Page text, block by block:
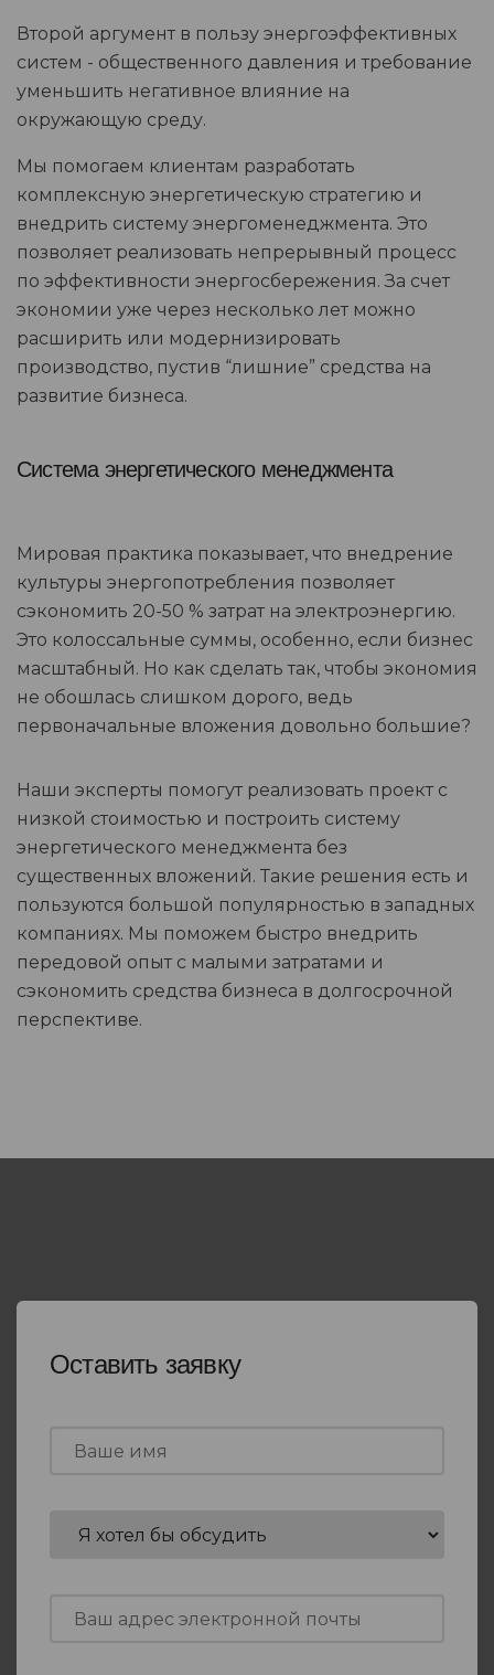
Второй аргумент в пользу энергоэффективных
систем - общественного давления и требование
уменьшить негативное влияние на
окружающую среду.
Мы помогаем клиентам разработать
комплексную энергетическую стратегию и
внедрить систему энергоменеджмента. Это
позволяет реализовать непрерывный процесс
по эффективности энергосбережения. За счет
экономии уже через несколько лет можно
расширить или модернизировать
производство, пустив “лишние” средства на
развитие бизнеса.
Система энергетического менеджмента
Мировая практика показывает, что внедрение
культуры энергопотребления позволяет
сэкономить 20-50 % затрат на электроэнергию.
Это колоссальные суммы, особенно, если бизнес
масштабный. Но как сделать так, чтобы экономия
не обошлась слишком дорого, ведь
первоначальные вложения довольно большие?
Наши эксперты помогут реализовать проект с
низкой стоимостью и построить систему
энергетического менеджмента без
существенных вложений. Такие решения есть и
пользуются большой популярностью в западных
компаниях. Мы поможем быстро внедрить
передовой опыт с малыми затратами и
сэкономить средства бизнеса в долгосрочной
перспективе.
Оставить заявку